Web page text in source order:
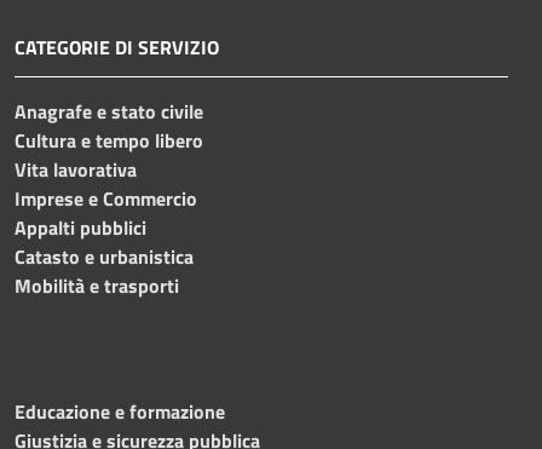
CATEGORIE DI SERVIZIO
Anagrafe e stato civile
Cultura e tempo libero
Vita lavorativa
Imprese e Commercio
Appalti pubblici
Catasto e urbanistica
Mobilità e trasporti
Educazione e formazione
Giustizia e sicurezza pubblica